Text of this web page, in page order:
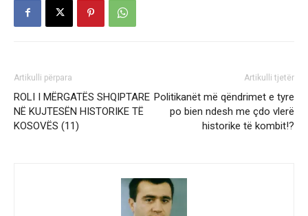
Artikulli përpara
ROLI I MËRGATËS SHQIPTARE
NË KUJTESËN HISTORIKE TË
KOSOVËS (11)
Artikulli tjetër
Politikanët më qëndrimet e tyre
po bien ndesh me çdo vlerë
historike të kombit!?